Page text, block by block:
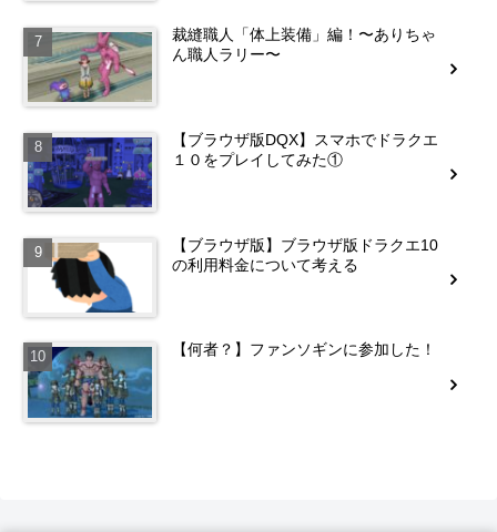
裁縫職人「体上装備」編！〜ありちゃ
ん職人ラリー〜
【ブラウザ版DQX】スマホでドラクエ
１０をプレイしてみた①
【ブラウザ版】ブラウザ版ドラクエ10
の利用料金について考える
【何者？】ファンソギンに参加した！